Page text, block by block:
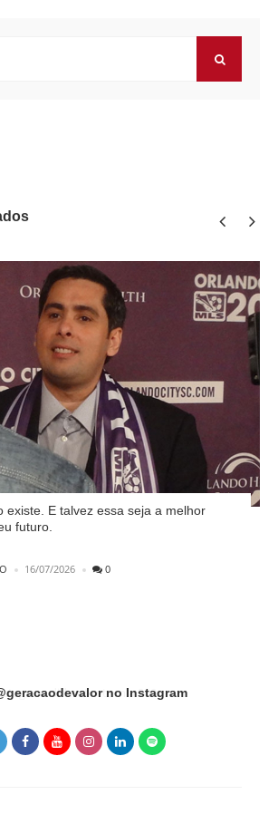
existe. E talvez essa seja a melhor
futuro.
16/07/2026 0
did not return a 200.
no Instagram